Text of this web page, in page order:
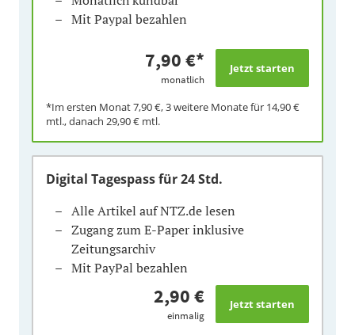
Mit Paypal bezahlen
7,90 €*
monatlich
*Im ersten Monat7,90 €, 3 weitere Monate für 14,90 €
mtl., danach 29,90 € mtl.
Digital Tagespassfür 24 Std.
Alle Artikel auf NTZ.de lesen
Zugang zum E-Paper inklusive
Zeitungsarchiv
Mit PayPal bezahlen
2,90 €
einmalig